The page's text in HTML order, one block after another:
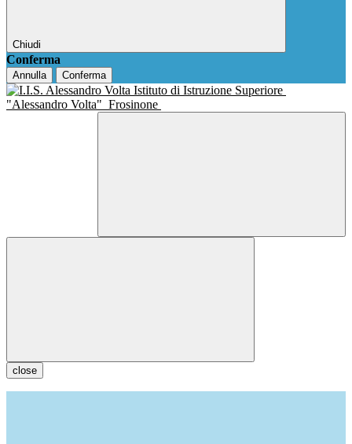
Chiudi
Conferma
Annulla Conferma
Istituto di Istruzione Superiore
"Alessandro Volta" Frosinone
close